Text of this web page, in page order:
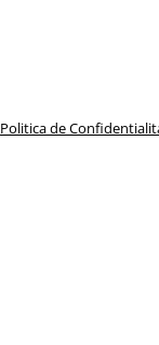
Politica de